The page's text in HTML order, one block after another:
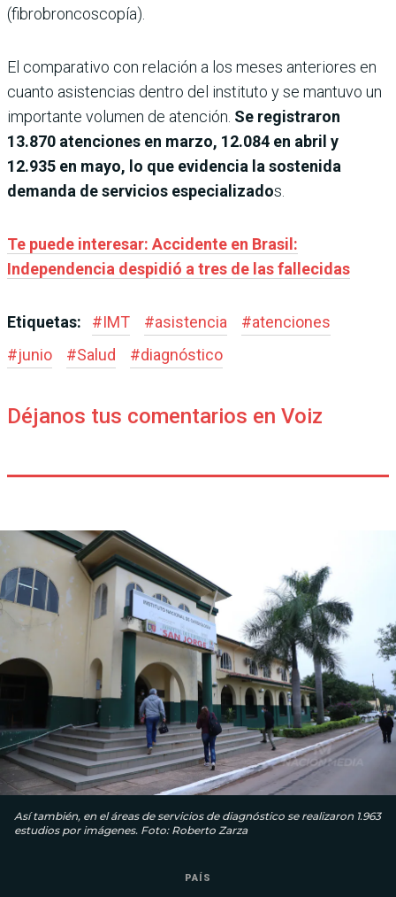
(fibrobroncoscopía).
El comparativo con relación a los meses anteriores en
cuanto asistencias dentro del instituto y se mantuvo un
importante volumen de atención. Se registraron
13.870 atenciones en marzo, 12.084 en abril y
12.935 en mayo, lo que evidencia la sostenida
demanda de servicios especializados.
Te puede interesar: Accidente en Brasil:
Independencia despidió a tres de las fallecidas
Etiquetas: #IMT #asistencia #atenciones
#junio #Salud #diagnóstico
Déjanos tus comentarios en Voiz
Así también, en el áreas de servicios de diagnóstico se realizaron 1.963
estudios por imágenes. Foto: Roberto Zarza
PAÍS